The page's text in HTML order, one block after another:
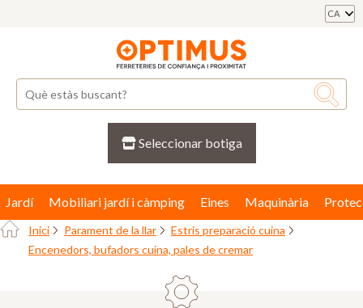
CA
Seleccionar botiga
Jardí Mobiliari jardí i càmping Eines Maquinària
Inici Parament de la llar
Estris preparació cuina
Encenedors, bufadors cuina, pales de cremar